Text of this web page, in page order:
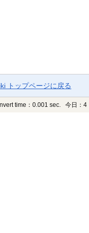
トップページに戻る
time：0.001 sec. 今日：